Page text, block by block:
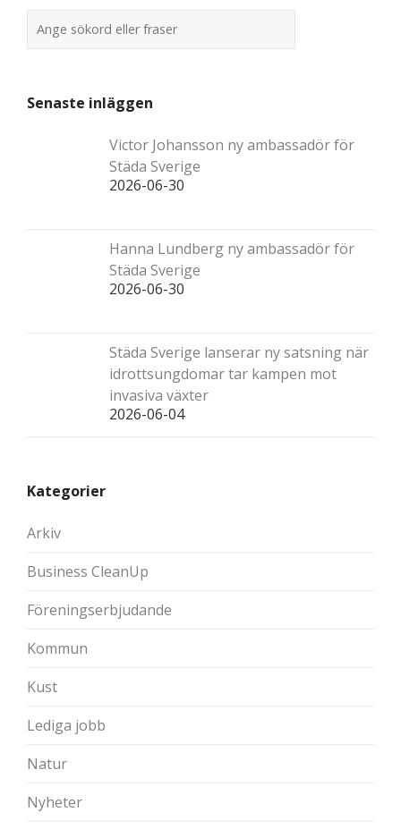
Senaste inläggen
Victor Johansson ny ambassadör för
Städa Sverige
2026-06-30
Hanna Lundberg ny ambassadör för
Städa Sverige
2026-06-30
Städa Sverige lanserar ny satsning när
idrottsungdomar tar kampen mot
invasiva växter
2026-06-04
Kategorier
Arkiv
Business CleanUp
Föreningserbjudande
Kommun
Kust
Lediga jobb
Natur
Nyheter